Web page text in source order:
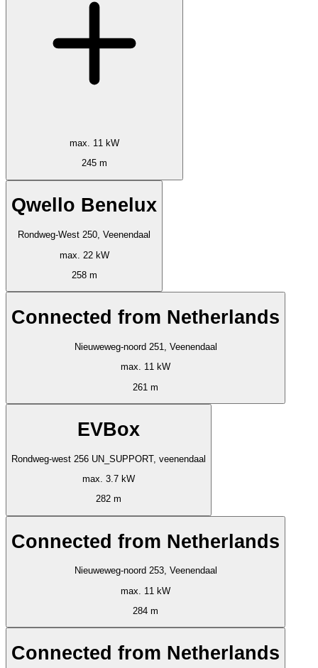
max. 11 kW
245 m
Qwello Benelux
Rondweg-West 250, Veenendaal
max. 22 kW
258 m
Connected from Netherlands
Nieuweweg-noord 251, Veenendaal
max. 11 kW
261 m
EVBox
Rondweg-west 256 UN_SUPPORT, veenendaal
max. 3.7 kW
282 m
Connected from Netherlands
Nieuweweg-noord 253, Veenendaal
max. 11 kW
284 m
Connected from Netherlands